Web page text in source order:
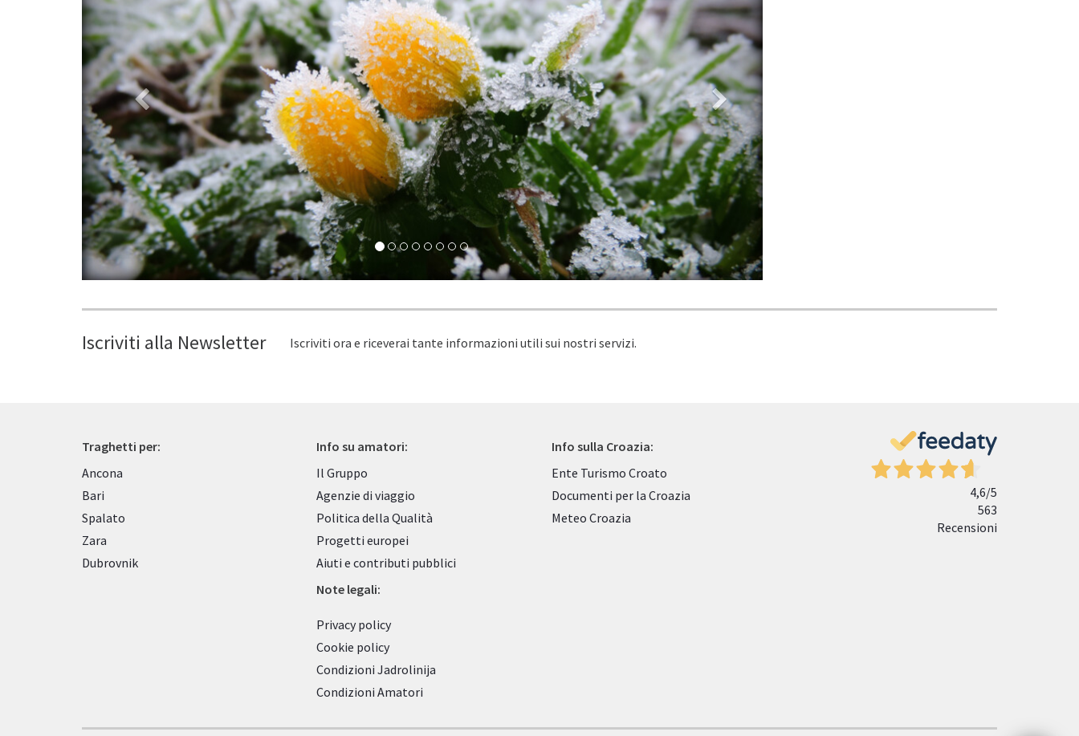
Iscriviti alla Newsletter Iscriviti ora e riceverai tante informazioni utili sui nostri servizi.
Traghetti per:
Ancona
Bari
Spalato
Zara
Dubrovnik
Info su amatori:
Il Gruppo
Agenzie di viaggio
Politica della Qualità
Progetti europei
Aiuti e contributi pubblici
Note legali:
Privacy policy
Cookie policy
Condizioni Jadrolinija
Condizioni Amatori
Info sulla Croazia:
Ente Turismo Croato
Documenti per la Croazia
Meteo Croazia
4,6/5
563
Recensioni